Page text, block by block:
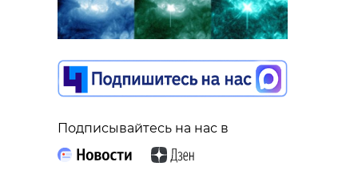
Подписывайтесь на нас в